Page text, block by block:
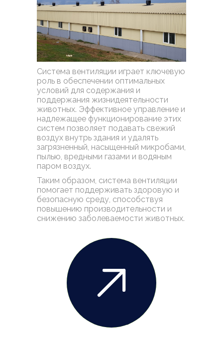
Система вентиляции играет ключевую
роль в обеспечении оптимальных
условий для содержания и
поддержания жизнидеятельности
животных. Эффективное управление и
надлежащее функционирование этих
систем позволяет подавать свежий
воздух внутрь здания и удалять
загрязненный, насыщенный микробами,
пылью, вредными газами и водяным
паром воздух.
Таким образом, система вентиляции
помогает поддерживать здоровую и
безопасную среду, способствуя
повышению производительности и
снижению заболеваемости животных.